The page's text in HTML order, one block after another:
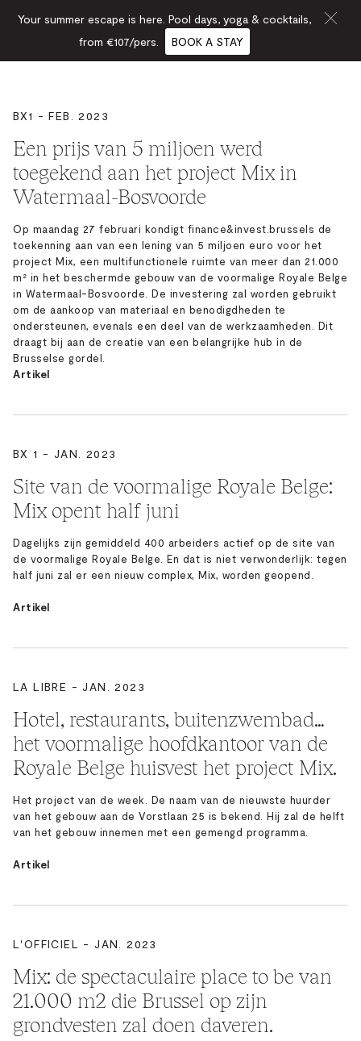
BX1 - FEB. 2023
Een prijs van 5 miljoen werd
toegekend aan het project Mix in
Watermaal-Bosvoorde
Op maandag 27 februari kondigt finance&invest.brussels de
toekenning aan van een lening van 5 miljoen euro voor het
project Mix, een multifunctionele ruimte van meer dan 21.000
m² in het beschermde gebouw van de voormalige Royale Belge
in Watermaal-Bosvoorde. De investering zal worden gebruikt
om de aankoop van materiaal en benodigdheden te
ondersteunen, evenals een deel van de werkzaamheden. Dit
draagt bij aan de creatie van een belangrijke hub in de
Brusselse gordel.
Artikel
BX 1 - JAN. 2023
Site van de voormalige Royale Belge:
Mix opent half juni
Dagelijks zijn gemiddeld 400 arbeiders actief op de site van
de voormalige Royale Belge. En dat is niet verwonderlijk: tegen
half juni zal er een nieuw complex, Mix, worden geopend.
Artikel
LA LIBRE - JAN. 2023
Hotel, restaurants, buitenzwembad…
het voormalige hoofdkantoor van de
Royale Belge huisvest het project Mix.
Het project van de week. De naam van de nieuwste huurder
van het gebouw aan de Vorstlaan 25 is bekend. Hij zal de helft
van het gebouw innemen met een gemengd programma.
Artikel
L'OFFICIEL - JAN. 2023
Mix: de spectaculaire place to be van
21.000 m2 die Brussel op zijn
grondvesten zal doen daveren.
Your summer escape is here. Pool days, yoga & cocktails,
from €107/pers.
BOOK A STAY